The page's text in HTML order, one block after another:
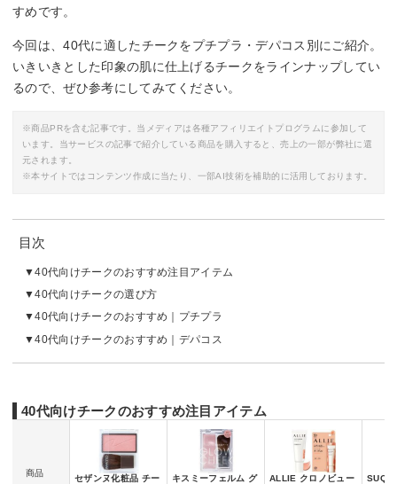
すめです。
今回は、40代に適したチークをプチプラ・デパコス別にご紹介。
いきいきとした印象の肌に仕上げるチークをラインナップしてい
るので、ぜひ参考にしてみてください。
※商品PRを含む記事です。当メディアは各種アフィリエイトプログラムに参加して
います。当サービスの記事で紹介している商品を購入すると、売上の一部が弊社に還
元されます。
※本サイトではコンテンツ作成に当たり、一部AI技術を補助的に活用しております。
目次
40代向けチークのおすすめ注目アイテム
40代向けチークの選び方
40代向けチークのおすすめ｜プチプラ
40代向けチークのおすすめ｜デパコス
40代向けチークのおすすめ注目アイテム
商品
セザンヌ化粧品 チー
キスミーフェルム グ
ALLIE クロノビュー